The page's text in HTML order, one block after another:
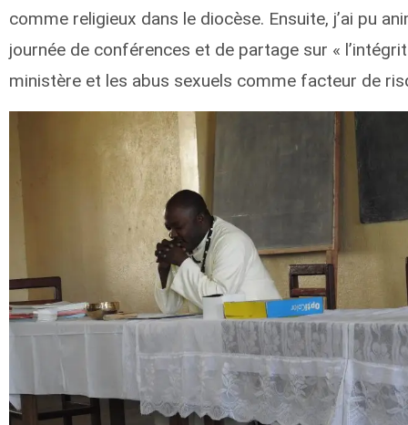
comme religieux dans le diocèse. Ensuite, j’ai pu
journée de conférences et de partage sur «
ministère et les abus sexuels comme facteur de